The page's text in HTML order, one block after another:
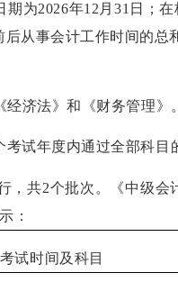
期为2026年12月 31 日；
从事会计工作时间的总
济法》和《财务管理》。
考试年度内通过全部科目
，共2个批次。《中级会
：
考试时间及科目